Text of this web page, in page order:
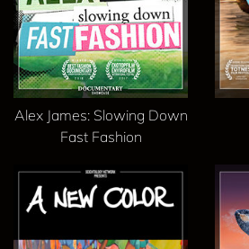
Alex James: Slowing Down
Fast Fashion